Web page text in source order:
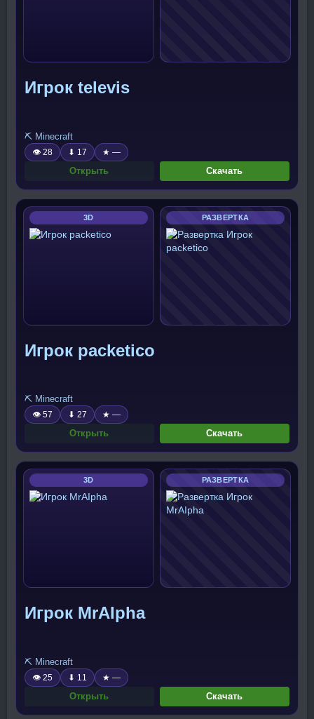
Игрок televis
⛏️ Minecraft
👁 28 ⬇ 17 ★ —
Открыть Скачать
3D РАЗВЕРТКА
Игрок packetico
⛏️ Minecraft
👁 57 ⬇ 27 ★ —
Открыть Скачать
3D РАЗВЕРТКА
Игрок MrAIpha
⛏️ Minecraft
👁 25 ⬇ 11 ★ —
Открыть Скачать